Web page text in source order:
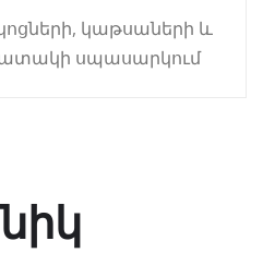
կաթսաների և
սպասարկում